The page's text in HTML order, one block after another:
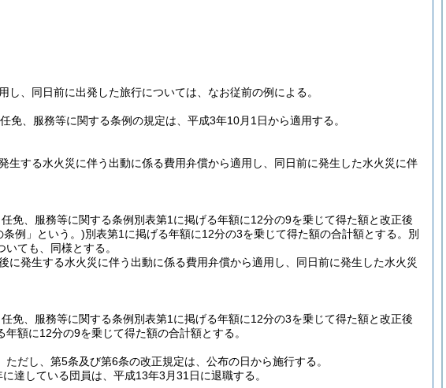
、同日前に出発した旅行については、なお従前の例による。
、服務等に関する条例の規定は、平成3年10月1日から適用する。
する水火災に伴う出動に係る費用弁償から適用し、同日前に発生した水火災に伴
免、服務等に関する条例別表第1に掲げる年額に12分の9を乗じて得た額と改正後
例」という。)別表第1に掲げる年額に12分の3を乗じて得た額の合計額とする。 別
ても、同様とする。
発生する水火災に伴う出動に係る費用弁償から適用し、同日前に発生した水火災
免、服務等に関する条例別表第1に掲げる年額に12分の3を乗じて得た額と改正後
額に12分の9を乗じて得た額の合計額とする。
ただし、第5条及び第6条の改正規定は、公布の日から施行する。
達している団員は、平成13年3月31日に退職する。